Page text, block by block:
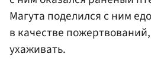
Магута поделился с ним
в качестве
ухаживать.